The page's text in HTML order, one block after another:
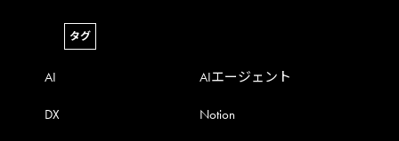
タグ
AI AIエージェント
DX Notion